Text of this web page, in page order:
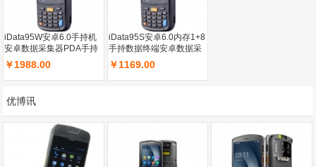
iData95W安卓6.0手持机
安卓数据采集器PDA手持
终端一维快递把枪4G手持
机扫描把枪
￥1988.00
iData95S安卓6.0内存1+8
手持数据终端安卓数据采
集器二维扫描把枪PDA手
持机盘点机
￥1169.00
优博讯